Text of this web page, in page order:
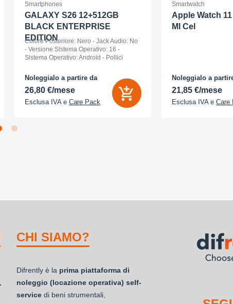
Smartphones
GALAXY S26 12+512GB
BLACK ENTERPRISE
EDITION
Colore Posteriore: Nero - Jack Audio: No
- Versione Sistema Operativo: 16 -
Sistema Operativo: Android - Pollici
- Memoria Interna (ROM): 512 GB -
Espandibile fino a: 0 GB - Dual Sim: Sì
Noleggialo a partire da
26,80 €/mese
Esclusa IVA e Care Pack
Smartwatch
Apple Watch
Ml Cel
Noleggialo a
21,85 €/mese
Esclusa IVA e Care
CHI SIAMO?
Difrently è la prima piattaforma di
noleggio (locazione operativa) self-
service di beni strumentali,